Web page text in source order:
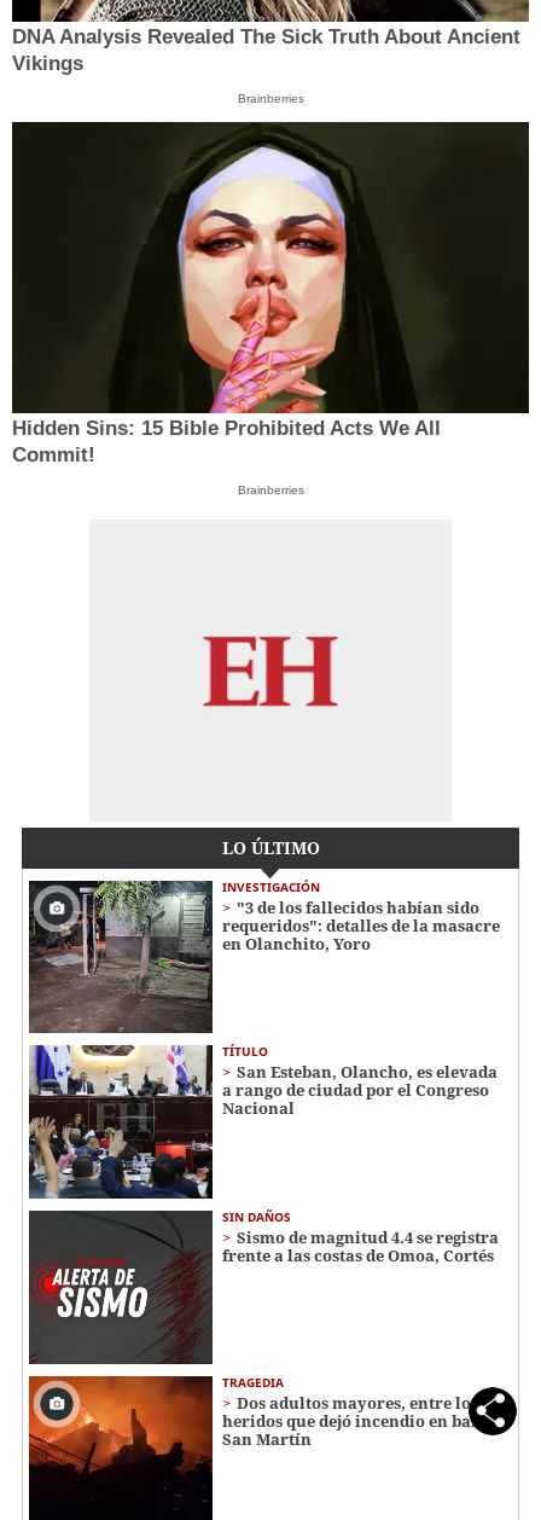
DNA Analysis Revealed The Sick Truth About Ancient
Vikings
Brainberries
Hidden Sins: 15 Bible Prohibited Acts We All
Commit!
Brainberries
LO ÚLTIMO
INVESTIGACIÓN
"3 de los fallecidos habían sido
requeridos": detalles de la masacre
en Olanchito, Yoro
TÍTULO
San Esteban, Olancho, es elevada
a rango de ciudad por el Congreso
Nacional
SIN DAÑOS
Sismo de magnitud 4.4 se registra
frente a las costas de Omoa, Cortés
TRAGEDIA
Dos adultos mayores, entre los
heridos que dejó incendio en barrio
San Martín